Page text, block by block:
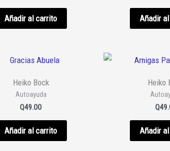
Añadir al carrito Añadir
Heiko Bock
Autoayuda
Q49.00
Añadir al carrito
Heiko
Q
Añadir